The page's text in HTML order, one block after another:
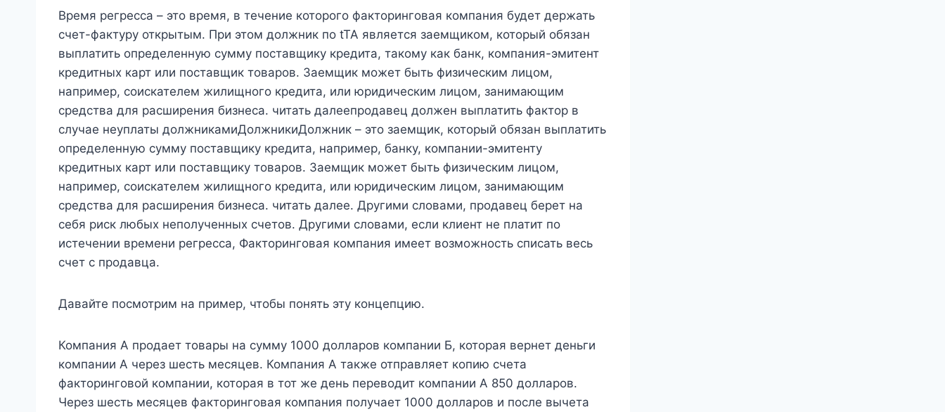
Время регресса – это время, в течение которого факторинговая компания будет держать
счет-фактуру открытым. При этом должник по tTA является заемщиком, который обязан
выплатить определенную сумму поставщику кредита, такому как банк, компания-эмитент
кредитных карт или поставщик товаров. Заемщик может быть физическим лицом,
например, соискателем жилищного кредита, или юридическим лицом, занимающим
средства для расширения бизнеса. читать далеепродавец должен выплатить фактор в
случае неуплаты должникамиДолжникиДолжник – это заемщик, который обязан выплатить
определенную сумму поставщику кредита, например, банку, компании-эмитенту
кредитных карт или поставщику товаров. Заемщик может быть физическим лицом,
например, соискателем жилищного кредита, или юридическим лицом, занимающим
средства для расширения бизнеса. читать далее. Другими словами, продавец берет на
себя риск любых неполученных счетов. Другими словами, если клиент не платит по
истечении времени регресса, Факторинговая компания имеет возможность списать весь
счет с продавца.
Давайте посмотрим на пример, чтобы понять эту концепцию.
Компания А продает товары на сумму 1000 долларов компании Б, которая вернет деньги
компании А через шесть месяцев. Компания А также отправляет копию счета
факторинговой компании, которая в тот же день переводит компании А 850 долларов.
Через шесть месяцев факторинговая компания получает 1000 долларов и после вычета